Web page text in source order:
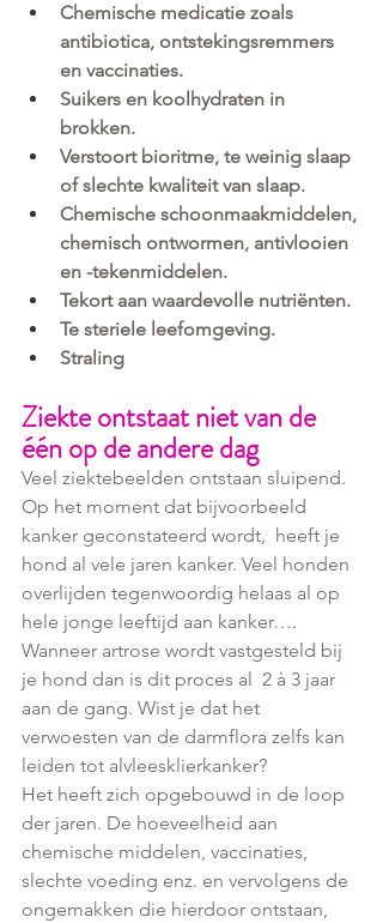
Chemische medicatie zoals
antibiotica, ontstekingsremmers
en vaccinaties.
Suikers en koolhydraten in
brokken.
Verstoort bioritme, te weinig slaap
of slechte kwaliteit van slaap.
Chemische schoonmaakmiddelen,
chemisch ontwormen, antivlooien
en -tekenmiddelen.
Tekort aan waardevolle nutriënten.
Te steriele leefomgeving.
Straling
Ziekte ontstaat niet van de
één op de andere dag
Veel ziektebeelden ontstaan sluipend.
Op het moment dat bijvoorbeeld
kanker geconstateerd wordt,  heeft je
hond al vele jaren kanker. Veel honden
overlijden tegenwoordig helaas al op
hele jonge leeftijd aan kanker….
Wanneer artrose wordt vastgesteld bij
je hond dan is dit proces al  2 à 3 jaar
aan de gang. Wist je dat het
verwoesten van de darmflora zelfs kan
leiden tot alvleesklierkanker?
Het heeft zich opgebouwd in de loop
der jaren. De hoeveelheid aan
chemische middelen, vaccinaties,
slechte voeding enz. en vervolgens de
ongemakken die hierdoor ontstaan,